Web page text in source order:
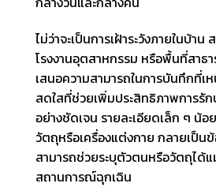
ไม่ว่าจะเป็นการเฝ้าระวังภายในบ้าน
โรงงานอุตสาหกรรม หรือพื้นที่สาธ
เสนอความสามารถในการบันทึกที่
สดใสที่ช่วยเพิ่มประสิทธิภาพการรั
อย่างชัดเจน รายละเอียดเล็ก ๆ น้
วัตถุหรือเครื่องแต่งกาย กลายเป็
สามารถช่วยระบุตัวตนหรือวัตถุได้
สถานการณ์ฉุกเฉิน